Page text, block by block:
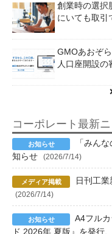
創業時の選択
にいても取引
GMOあおぞ
人口座開設の
コーポレート最新
「みん
知らせ
(2026/7/14)
日刊工
(2026/7/14)
A4フル
ド 2026年 夏版』を発行